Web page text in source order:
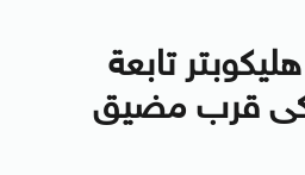
تابعة
قرب مضيق